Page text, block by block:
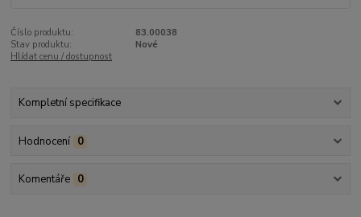
Číslo produktu:
83.00038
Stav produktu:
Nové
Hlídat cenu / dostupnost
Kompletní specifikace
Hodnocení 0
Komentáře 0